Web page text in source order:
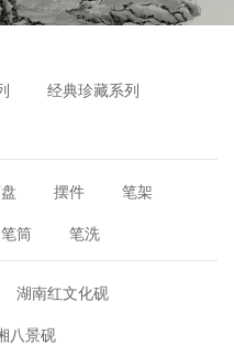
经典珍藏系列
摆件 笔架
笔筒 笔洗
湖南红文化砚
八景砚